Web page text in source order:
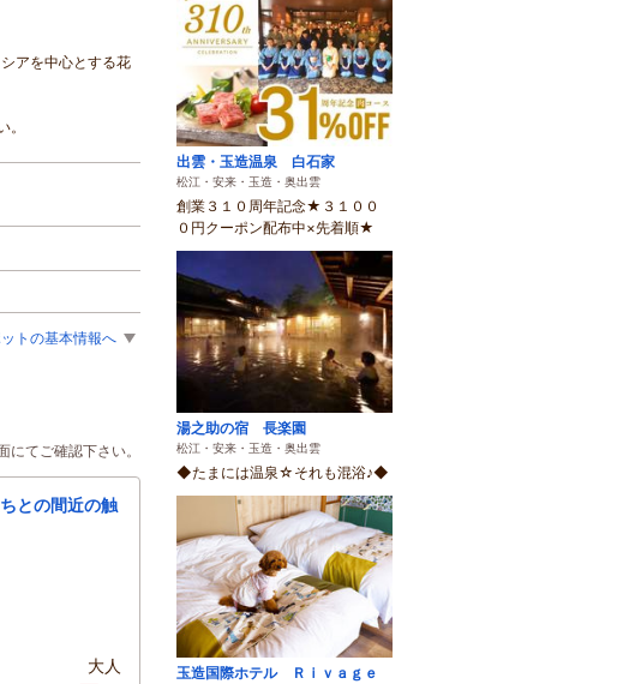
アを中心とする花
トの基本情報へ
てご確認下さい。
との間近の触
大人
出雲・玉造温泉 白石家
松江・安来・玉造・奥出雲
創業３１０周年記念★３１００
０円クーポン配布中×先着順★
湯之助の宿 長楽園
松江・安来・玉造・奥出雲
◆たまには温泉☆それも混浴♪◆
玉造国際ホテル Ｒｉｖａｇｅ